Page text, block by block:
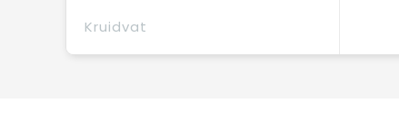
Kruidvat